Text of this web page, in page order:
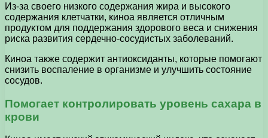
Из-за своего низкого содержания жира и высокого
содержания клетчатки, киноа является отличным
продуктом для поддержания здорового веса и снижения
риска развития сердечно-сосудистых заболеваний.
Киноа также содержит антиоксиданты, которые помогают
снизить воспаление в организме и улучшить состояние
сосудов.
Помогает контролировать уровень сахара в
крови